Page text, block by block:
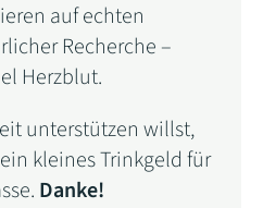
auf echten
Recherche –
Herzblut.
unterstützen willst,
kleines Trinkgeld für
Danke!